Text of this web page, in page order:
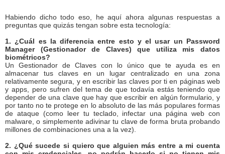
Habiendo dicho todo eso, he aquí ahora algunas respuestas a
preguntas que quizás tengan sobre esta tecnología:
1. ¿Cuál es la diferencia entre esto y el usar un Password
Manager (Gestionador de Claves) que utiliza mis datos
biométricos?
Un Gestionador de Claves con lo único que te ayuda es en
almacenar tus claves en un lugar centralizado en una zona
relativamente segura, y en escribir las claves por ti en páginas web
y apps, pero sufren del tema de que todavía estás teniendo que
depender de una clave que hay que escribir en algún formulario, y
por tanto no te protege en lo absoluto de las más populares formas
de ataque (como leer tu teclado, infectar una página web con
malware, o simplemente adivinar tu clave de forma bruta probando
millones de combinaciones una a la vez).
2. ¿Qué sucede si quiero que alguien más entre a mi cuenta